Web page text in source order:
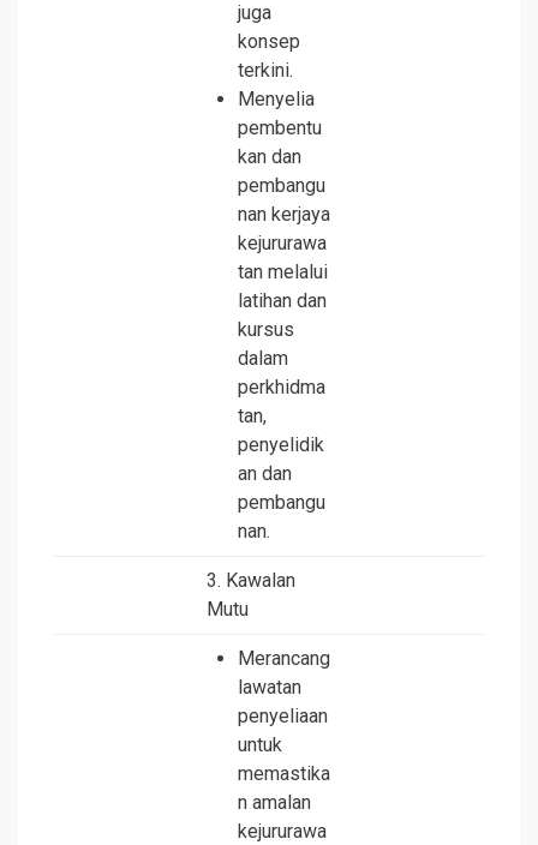
juga
konsep
terkini.
Menyelia
pembentu
kan dan
pembangu
nan kerjaya
kejururawa
tan melalui
latihan dan
kursus
dalam
perkhidma
tan,
penyelidik
an dan
pembangu
nan.
3. Kawalan
Mutu
Merancang
lawatan
penyeliaan
untuk
memastika
n amalan
kejururawa